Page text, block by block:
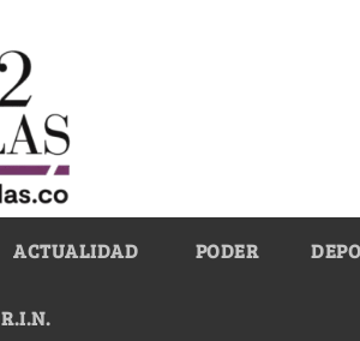
ACTUALIDAD PODER
R.I.N.